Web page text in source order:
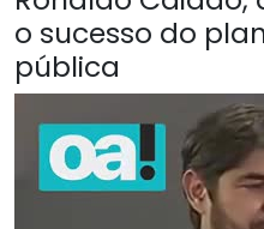
o sucesso do
pública